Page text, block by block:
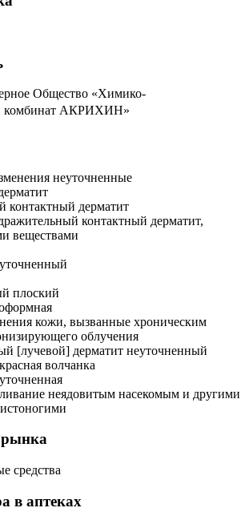
Общество «Химико-
комбинат АКРИХИН»
неуточненные
контактный дерматит
контактный дерматит,
веществами
плоский
кожи, вызванные хроническим
облучения
[лучевой] дерматит неуточненный
волчанка
неядовитым насекомым и другими
средства
в аптеках